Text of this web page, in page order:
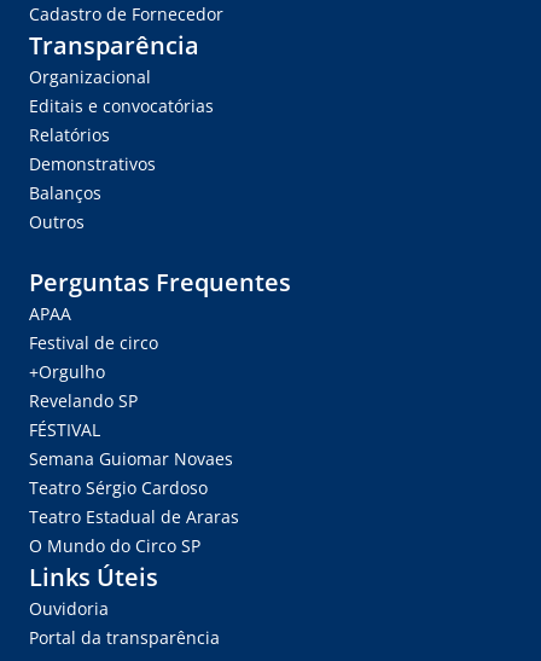
Cadastro de Fornecedor
Transparência
Organizacional
Editais e convocatórias
Relatórios
Demonstrativos
Balanços
Outros
Perguntas Frequentes
APAA
Festival de circo
+Orgulho
Revelando SP
FÉSTIVAL
Semana Guiomar Novaes
Teatro Sérgio Cardoso
Teatro Estadual de Araras
O Mundo do Circo SP
Links Úteis
Ouvidoria
Portal da transparência